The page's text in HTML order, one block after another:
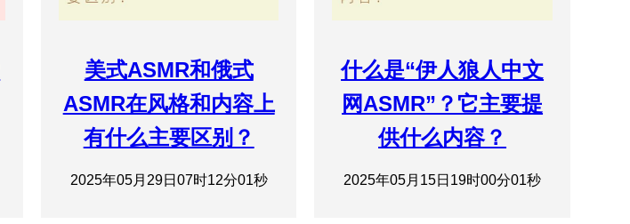
美式ASMR和俄式
ASMR在风格和内容上
有什么主要区别？
2025年05月29日07时12分01秒
什么是“伊人狼人中文
网ASMR”？它主要提
供什么内容？
2025年05月15日19时00分01秒